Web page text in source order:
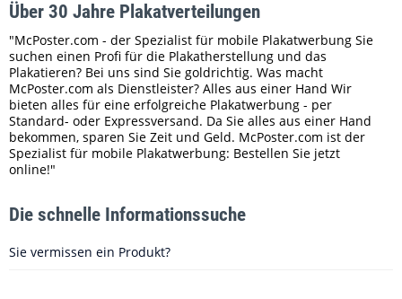
Über 30 Jahre Plakatverteilungen
"McPoster.com - der Spezialist für mobile Plakatwerbung Sie
suchen einen Profi für die Plakatherstellung und das
Plakatieren? Bei uns sind Sie goldrichtig. Was macht
McPoster.com als Dienstleister? Alles aus einer Hand Wir
bieten alles für eine erfolgreiche Plakatwerbung - per
Standard- oder Expressversand. Da Sie alles aus einer Hand
bekommen, sparen Sie Zeit und Geld. McPoster.com ist der
Spezialist für mobile Plakatwerbung: Bestellen Sie jetzt
online!"
Die schnelle Informationssuche
Sie vermissen ein Produkt?